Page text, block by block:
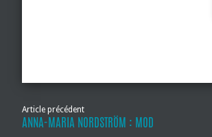
Article précédent
ANNA-MARIA NORDSTRÖM : MOD